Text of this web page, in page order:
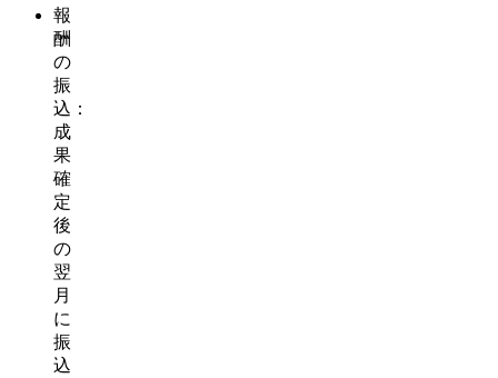
報
酬
の
振
込：
成
果
確
定
後
の
翌
月
に
振
込